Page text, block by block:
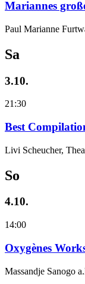
Mariannes
Paul Marianne
Sa
3.10.
21:30
Best
Livi Scheucher,
So
4.10.
14:00
Oxygènes
Massandje Sanogo